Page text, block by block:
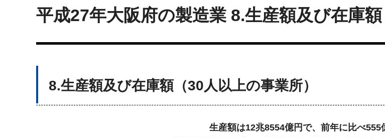
平成27年大阪府の製造業 8.生産額及び在庫額
8.生産額及び在庫額（30人以上の事業所）
生産額は12兆8554億円で、前年に比べ555